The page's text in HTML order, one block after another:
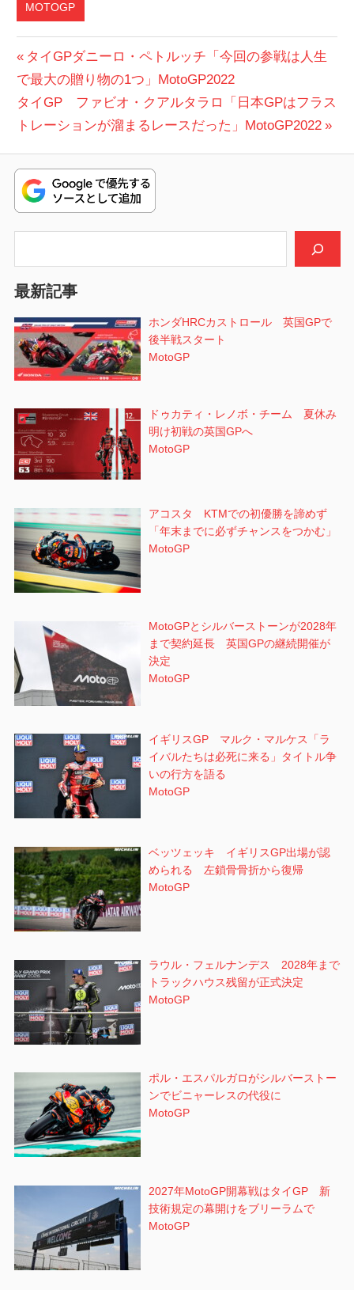
MOTOGP
投
稿
ナ
ビ
ゲ
ー
ン
前
の
投
稿:
タイGPダニーロ・ペトルッチ「今回の参戦は人生
で最大の贈り物の1つ」MotoGP2022
次
の
稿:
タイGP ファビオ・クアルタラロ「日本GPはフラス
トレーションが溜まるレースだった」MotoGP2022
最新記事
ホンダHRCカストロール 英国GPで
後半戦スタート
MotoGP
ドゥカティ・レノボ・チーム 夏休み
明け初戦の英国GPへ
MotoGP
アコスタ KTMでの初優勝を諦めず
「年末までに必ずチャンスをつかむ」
MotoGP
MotoGPとシルバーストーンが2028年
まで契約延長 英国GPの継続開催が
決定
MotoGP
イギリスGP マルク・マルケス「ラ
イバルたちは必死に来る」タイトル争
いの行方を語る
MotoGP
ベッツェッキ イギリスGP出場が認
められる 左鎖骨骨折から復帰
MotoGP
ラウル・フェルナンデス 2028年まで
トラックハウス残留が正式決定
MotoGP
ポル・エスパルガロがシルバーストー
ンでビニャーレスの代役に
MotoGP
2027年MotoGP開幕戦はタイGP 新
技術規定の幕開けをブリーラムで
MotoGP